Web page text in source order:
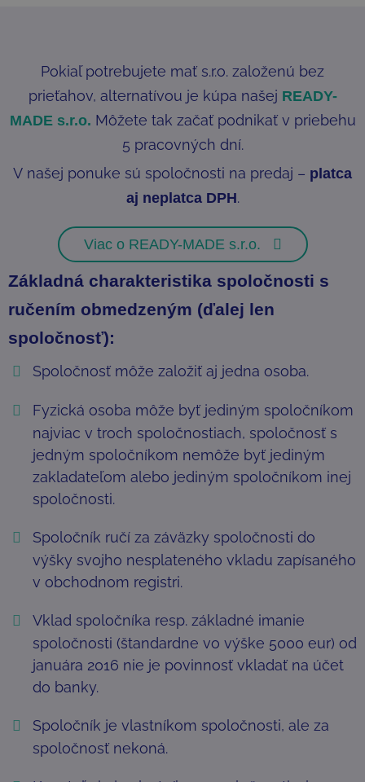
Pokiaľ potrebujete mať s.r.o. založenú bez
prieťahov, alternatívou je kúpa našej READY-
MADE s.r.o. Môžete tak začať podnikať v priebehu
5 pracovných dní.
V našej ponuke sú spoločnosti na predaj – platca
aj neplatca DPH.
Viac o READY-MADE s.r.o.
Základná charakteristika spoločnosti s
ručením obmedzeným (ďalej len
spoločnosť):
Spoločnosť môže založiť aj jedna osoba.
Fyzická osoba môže byť jediným spoločníkom
najviac v troch spoločnostiach, spoločnosť s
jedným spoločníkom nemôže byť jediným
zakladateľom alebo jediným spoločníkom inej
spoločnosti.
Spoločník ručí za záväzky spoločnosti do
výšky svojho nesplateného vkladu zapísaného
v obchodnom registri.
Vklad spoločníka resp. základné imanie
spoločnosti (štandardne vo výške 5000 eur) od
januára 2016 nie je povinnosť vkladať na účet
do banky.
Spoločník je vlastníkom spoločnosti, ale za
spoločnosť nekoná.